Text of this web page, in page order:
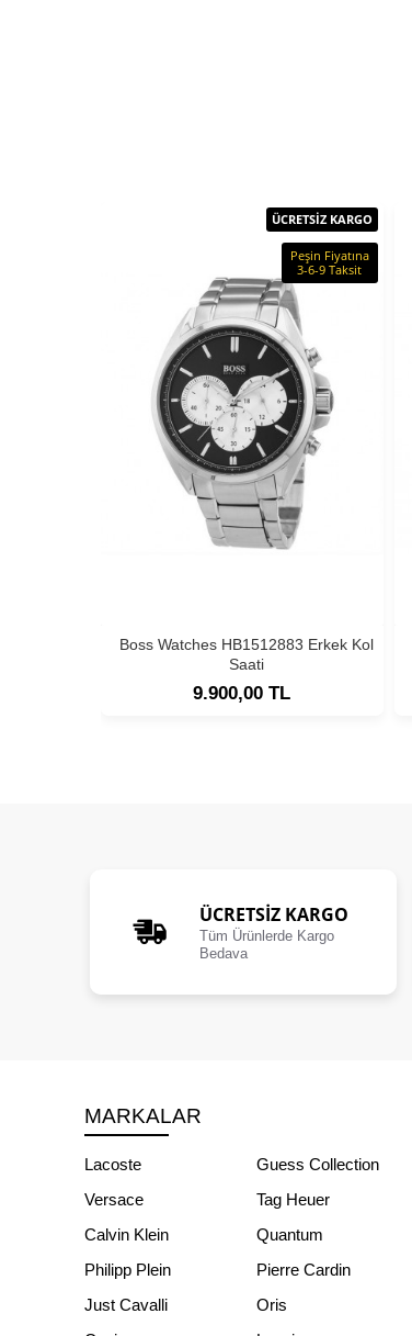
ÜCRETSİZ KARGO
Peşin Fiyatına
3-6-9 Taksit
Boss Watches HB1512883 Erkek Kol
Saati
9.900,00 TL
ÜCRETSIZ KARGO
Tüm Ürünlerde Kargo
Bedava
MARKALAR
Lacoste Guess Collection
Versace
Tag Heuer
Calvin Klein
Quantum
Philipp Plein
Pierre Cardin
Just Cavalli
Oris